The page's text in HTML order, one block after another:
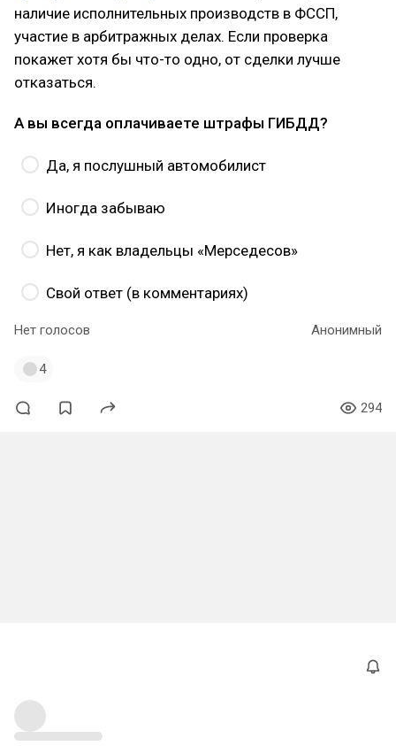
наличие исполнительных производств в ФССП,
участие в арбитражных делах. Если проверка
покажет хотя бы что-то одно, от сделки лучше
отказаться.
А вы всегда оплачиваете штрафы ГИБДД?
Да, я послушный автомобилист
Иногда забываю
Нет, я как владельцы «Мерседесов»
Свой ответ (в комментариях)
Нет голосов Анонимный
4
294